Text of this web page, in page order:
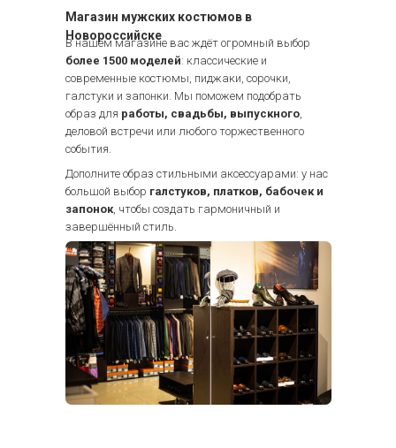
Магазин мужских костюмов в
Новороссийске
Дополните образ стильными аксессуарами: у нас
большой выбор галстуков, платков, бабочек и
запонок, чтобы создать гармоничный и
завершённый стиль.
В нашем магазине вас ждёт огромный выбор
более 1500 моделей: классические и
современные костюмы, пиджаки, сорочки,
галстуки и запонки. Мы поможем подобрать
образ для работы, свадьбы, выпускного,
деловой встречи или любого торжественного
события.